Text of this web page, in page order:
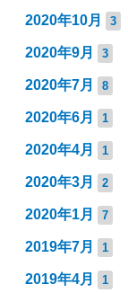
2020年10月 3
2020年9月 3
2020年7月 8
2020年6月 1
2020年4月 1
2020年3月 2
2020年1月 7
2019年7月 1
2019年4月 1